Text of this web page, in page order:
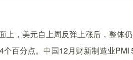
上，美元自上周反弹上涨后，整体
个百分点。中国12月财新制造业